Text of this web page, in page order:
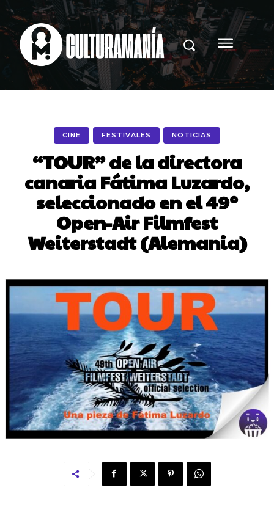
CINE FESTIVALES NOTICIAS
“TOUR” de la directora
canaria Fátima Luzardo,
seleccionado en el 49º
Open-Air Filmfest
Weiterstadt (Alemania)